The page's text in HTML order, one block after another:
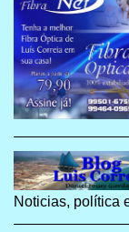
Noticias, política